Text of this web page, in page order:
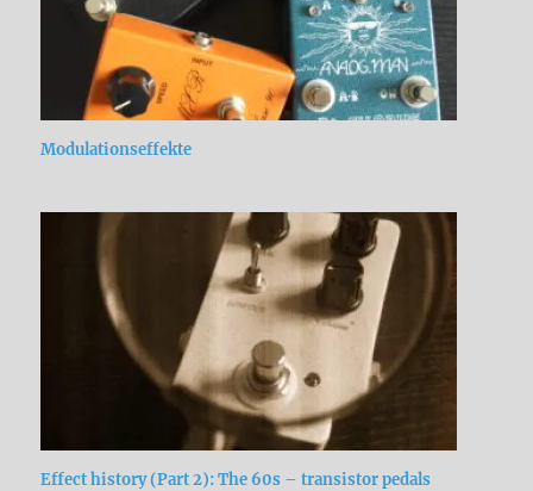
Modulationseffekte
Effect history (Part 2): The 60s – transistor pedals